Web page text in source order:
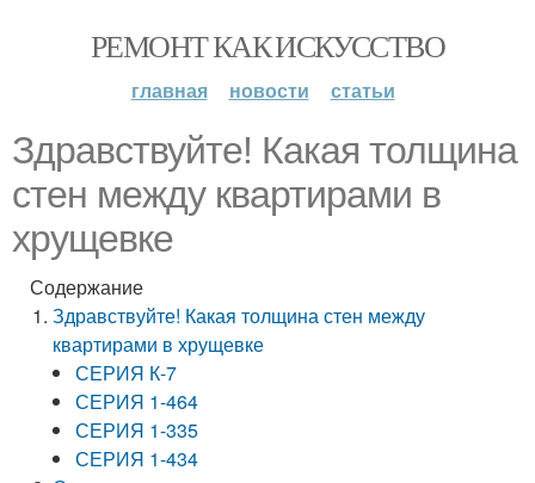
РЕМОНТ КАК ИСКУССТВО
главная новости статьи
Здравствуйте! Какая толщина
стен между квартирами в
хрущевке
Содержание
Здравствуйте! Какая толщина стен между
квартирами в хрущевке
СЕРИЯ К-7
СЕРИЯ 1-464
СЕРИЯ 1-335
СЕРИЯ 1-434